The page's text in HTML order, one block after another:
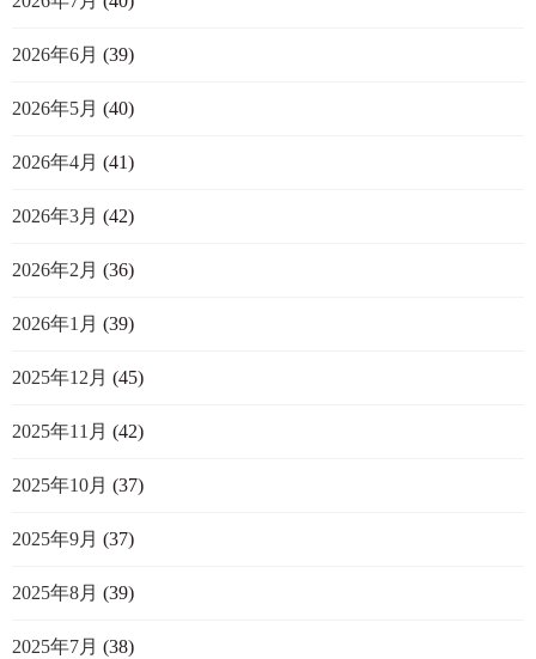
2026年6月 (39)
2026年5月 (40)
2026年4月 (41)
2026年3月 (42)
2026年2月 (36)
2026年1月 (39)
2025年12月 (45)
2025年11月 (42)
2025年10月 (37)
2025年9月 (37)
2025年8月 (39)
2025年7月 (38)